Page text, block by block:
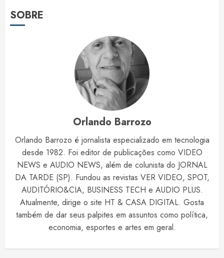
SOBRE
Orlando Barrozo
Orlando Barrozo é jornalista especializado em tecnologia
desde 1982. Foi editor de publicações como VIDEO
NEWS e AUDIO NEWS, além de colunista do JORNAL
DA TARDE (SP). Fundou as revistas VER VIDEO, SPOT,
AUDITÓRIO&CIA, BUSINESS TECH e AUDIO PLUS.
Atualmente, dirige o site HT & CASA DIGITAL. Gosta
também de dar seus palpites em assuntos como política,
economia, esportes e artes em geral.